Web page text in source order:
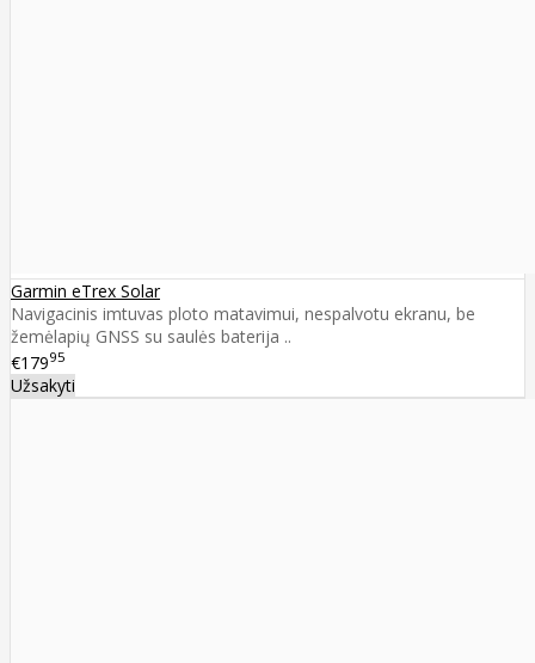
Garmin eTrex Solar
Navigacinis imtuvas ploto matavimui, nespalvotu ekranu, be
žemėlapių GNSS su saulės baterija ..
€17995
Užsakyti